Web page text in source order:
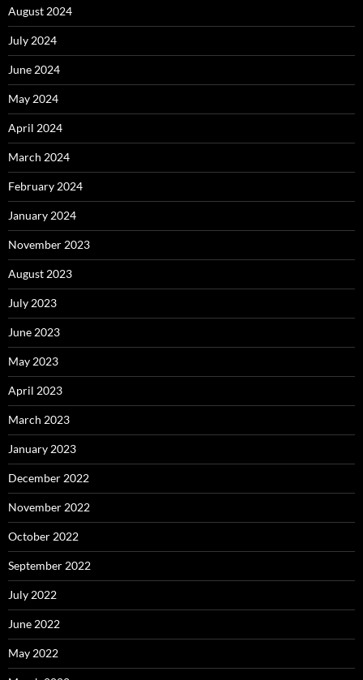
August 2024
July 2024
June 2024
May 2024
April 2024
March 2024
February 2024
January 2024
November 2023
August 2023
July 2023
June 2023
May 2023
April 2023
March 2023
January 2023
December 2022
November 2022
October 2022
September 2022
July 2022
June 2022
May 2022